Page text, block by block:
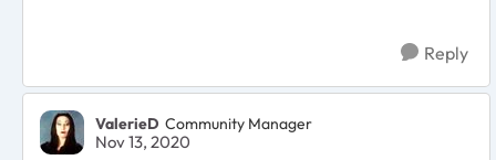
Reply
ValerieD Community Manager
Nov 13, 2020